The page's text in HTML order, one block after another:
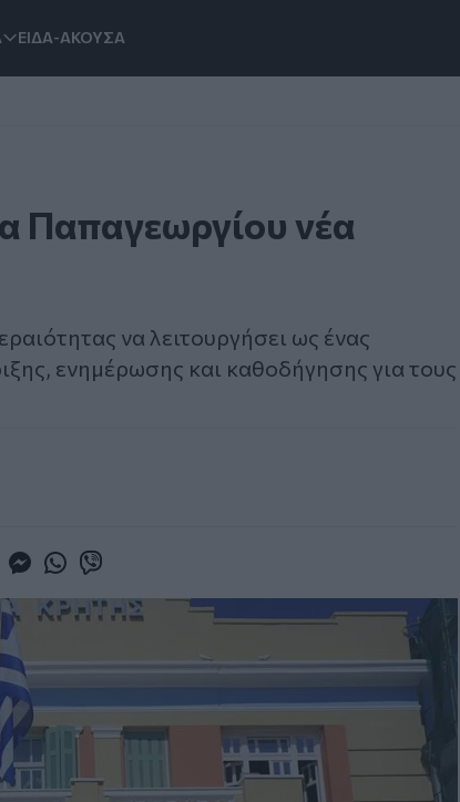
ΕΙΔΑ-ΑΚΟΥΣΑ
Παπαγεωργίου νέα
να λειτουργήσει ως ένας
ενημέρωσης και καθοδήγησης για τους